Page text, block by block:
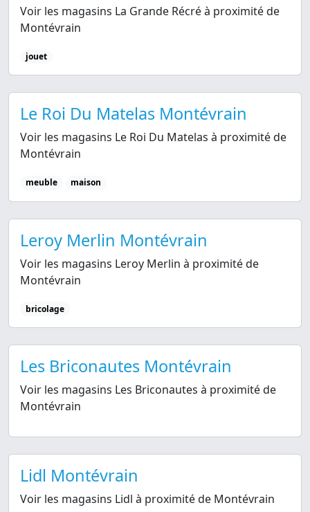
Voir les magasins La Grande Récré à proximité de
Montévrain
jouet
Le Roi Du Matelas Montévrain
Voir les magasins Le Roi Du Matelas à proximité de
Montévrain
meuble maison
Leroy Merlin Montévrain
Voir les magasins Leroy Merlin à proximité de
Montévrain
bricolage
Les Briconautes Montévrain
Voir les magasins Les Briconautes à proximité de
Montévrain
Lidl Montévrain
Voir les magasins Lidl à proximité de Montévrain